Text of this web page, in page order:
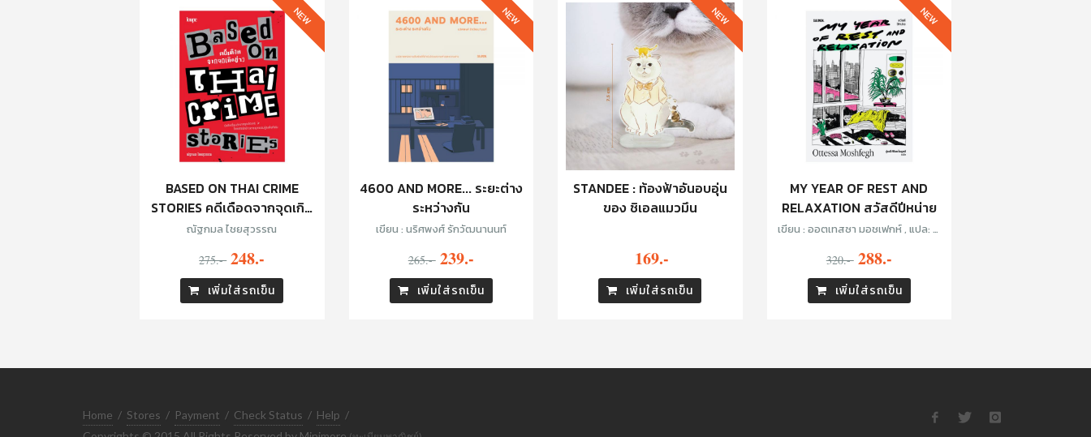
BASED ON THAI CRIME
STORIES คดีเดือดจากจุดเกิด
ข่าว
ณัฐกมล ไชยสุวรรณ
275.- 248.-
เพิ่มใส่รถเข็น
NEW
4600 AND MORE... ระยะต่าง
ระหว่างกัน
เขียน : นริศพงศ์ รักวัฒนานนท์
265.- 239.-
เพิ่มใส่รถเข็น
NEW
STANDEE : ท้องฟ้าอันอบอุ่น
ของ ชิเอลแมวมึน
169.-
เพิ่มใส่รถเข็น
NEW
MY YEAR OF REST AND
RELAXATION สวัสดีปีหน่าย
เขียน : ออตเทสซา มอชเฟกห์ , แปล: ภู่
320.- 288.-
เพิ่มใส่รถเข็น
NEW
Home / Stores / Payment / Check Status / Help /